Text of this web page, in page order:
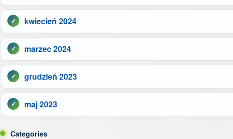
kwiecień 2024
marzec 2024
grudzień 2023
maj 2023
Categories